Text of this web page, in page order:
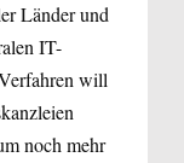
Länder und
IT-
will
noch mehr